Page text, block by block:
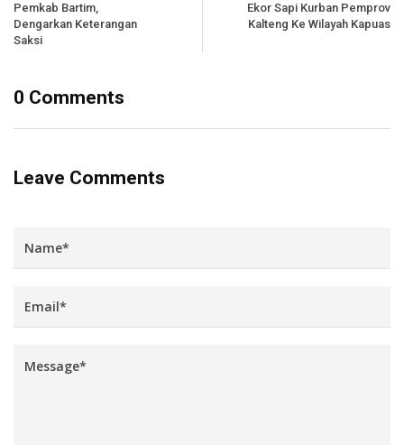
Pemkab Bartim,
Dengarkan Keterangan
Saksi
Ekor Sapi Kurban Pemprov
Kalteng Ke Wilayah Kapuas
0 Comments
Leave Comments